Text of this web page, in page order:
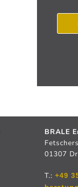
BRALE
01307
T.: +49